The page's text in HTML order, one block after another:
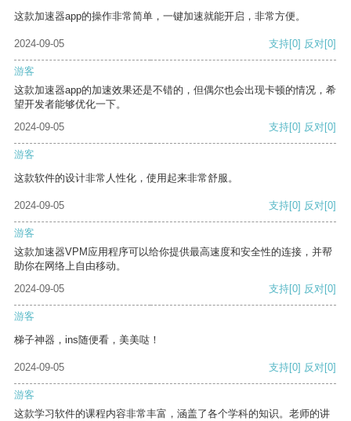
这款加速器app的操作非常简单，一键加速就能开启，非常方便。
2024-09-05 支持[0] 反对[0]
游客
这款加速器app的加速效果还是不错的，但偶尔也会出现卡顿的情况，希
望开发者能够优化一下。
2024-09-05
支持[0] 反对[0]
游客
这款软件的设计非常人性化，使用起来非常舒服。
2024-09-05 支持[0] 反对[0]
游客
这款加速器VPM应用程序可以给你提供最高速度和安全性的连接，并帮
助你在网络上自由移动。
2024-09-05
支持[0] 反对[0]
游客
梯子神器，ins随便看，美美哒！
2024-09-05 支持[0] 反对[0]
游客
这款学习软件的课程内容非常丰富，涵盖了各个学科的知识。老师的讲